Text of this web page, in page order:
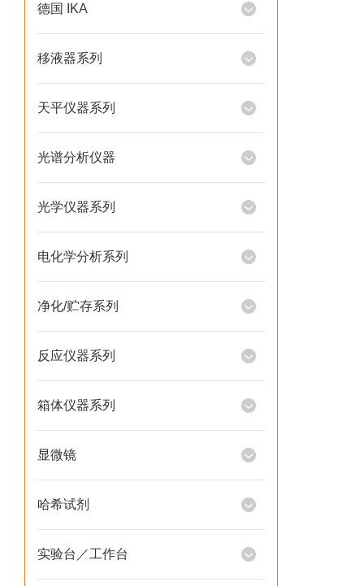
德国 IKA
移液器系列
天平仪器系列
光谱分析仪器
光学仪器系列
电化学分析系列
净化/贮存系列
反应仪器系列
箱体仪器系列
显微镜
哈希试剂
实验台／工作台